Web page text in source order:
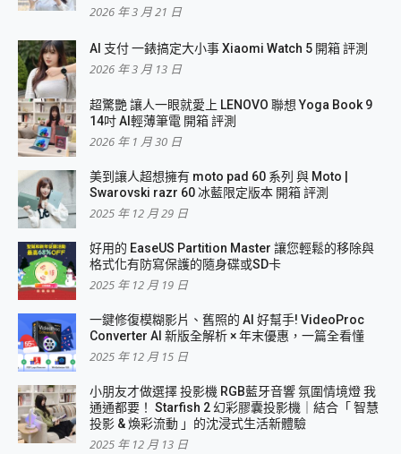
2026 年 3 月 21 日
AI 支付 一錶搞定大小事 Xiaomi Watch 5 開箱 評測
2026 年 3 月 13 日
超驚艷 讓人一眼就愛上 LENOVO 聯想 Yoga Book 9
14吋 AI輕薄筆電 開箱 評測
2026 年 1 月 30 日
美到讓人超想擁有 moto pad 60 系列 與 Moto |
Swarovski razr 60 冰藍限定版本 開箱 評測
2025 年 12 月 29 日
好用的 EaseUS Partition Master 讓您輕鬆的移除與
格式化有防寫保護的隨身碟或SD卡
2025 年 12 月 19 日
一鍵修復模糊影片、舊照的 AI 好幫手! VideoProc
Converter AI 新版全解析 × 年末優惠，一篇全看懂
2025 年 12 月 15 日
小朋友才做選擇 投影機 RGB藍牙音響 氛圍情境燈 我
通通都要！ Starfish 2 幻彩膠囊投影機｜結合「 智慧
投影 & 煥彩流動 」的沈浸式生活新體驗
2025 年 12 月 13 日